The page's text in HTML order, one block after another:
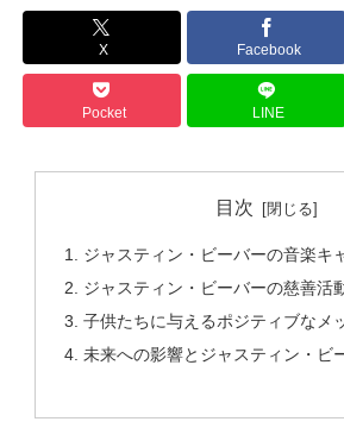
X Facebook
Pocket LINE
目次
ジャスティン・ビーバーの音楽キ
ジャスティン・ビーバーの慈善活
子供たちに与えるポジティブなメ
未来への影響とジャスティン・ビ